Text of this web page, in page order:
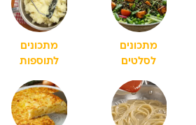
מתכונים
לסלטים
מתכונים
לתוספות